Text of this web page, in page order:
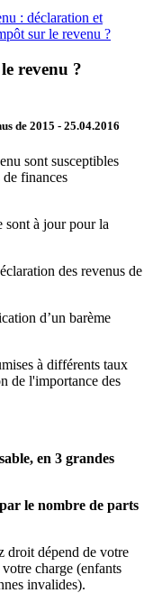
: déclaration et
sur le revenu ?
revenu ?
de 2015 - 25.04.2016
sont susceptibles
finances
sont à jour pour la
des revenus de
d’un barème
à différents taux
de l'importance des
en 3 grandes
le nombre de parts
droit dépend de votre
charge (enfants
invalides).